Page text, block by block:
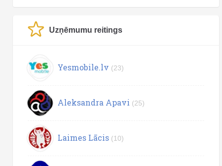
Uzņēmumu reitings
Yesmobile.lv (23)
Aleksandra Apavi (25)
Laimes Lācis (10)